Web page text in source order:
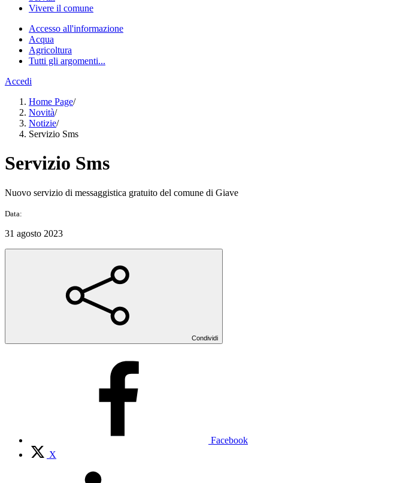
Vivere il comune
Accesso all'informazione
Acqua
Agricoltura
Tutti gli argomenti...
Accedi
Home Page/
Novità/
Notizie/
Servizio Sms
Servizio Sms
Nuovo servizio di messaggistica gratuito del comune di Giave
Data:
31 agosto 2023
Condividi
Facebook
X